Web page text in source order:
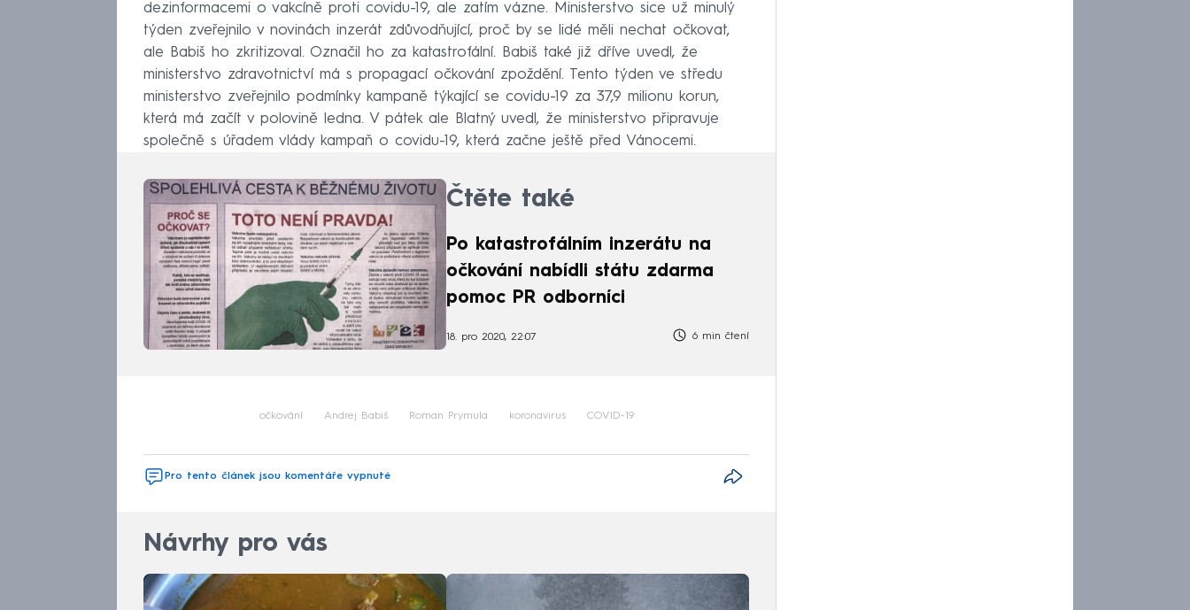
dezinformacemi o vakcíně proti covidu-19, ale zatím vázne. Ministerstvo sice už minulý
týden zveřejnilo v novinách inzerát zdůvodňující, proč by se lidé měli nechat očkovat,
ale Babiš ho zkritizoval. Označil ho za katastrofální. Babiš také již dříve uvedl, že
ministerstvo zdravotnictví má s propagací očkování zpoždění. Tento týden ve středu
ministerstvo zveřejnilo podmínky kampaně týkající se covidu-19 za 37,9 milionu korun,
která má začít v polovině ledna. V pátek ale Blatný uvedl, že ministerstvo připravuje
společně s úřadem vlády kampaň o covidu-19, která začne ještě před Vánocemi.
Čtěte také
Po katastrofálním inzerátu na
očkování nabídli státu zdarma
pomoc PR odborníci
18. pro 2020, 22:07 6 min čtení
očkování Andrej Babiš Roman Prymula koronavirus COVID-19
Pro tento článek jsou komentáře vypnuté
Návrhy pro vás